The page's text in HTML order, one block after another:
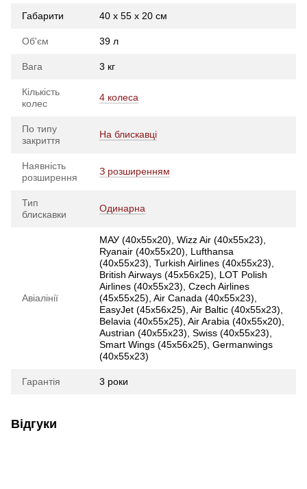
Габарити 40 x 55 x 20 см
Об'єм 39 л
Вага 3 кг
Кількість
колес
4 колеса
По типу
закриття
На блискавці
Наявність
розширення
З розширенням
Тип
блискавки
Одинарна
Авіалінії
МАУ (40х55х20), Wizz Air (40х55х23),
Ryanair (40х55х20), Lufthansa
(40х55х23), Turkish Airlines (40x55x23),
British Airways (45x56x25), LOT Polish
Airlines (40x55x23), Czech Airlines
(45x55x25), Air Canada (40x55x23),
EasyJet (45х56х25), Air Baltic (40x55x23),
Belavia (40х55х25), Air Arabia (40х55х20),
Austrian (40x55x23), Swiss (40x55x23),
Smart Wings (45x56x25), Germanwings
(40x55x23)
Гарантія 3 роки
Відгуки